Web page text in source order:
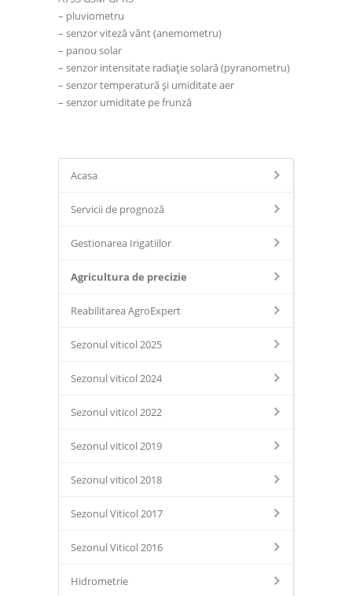
– pluviometru
– senzor viteză vânt (anemometru)
– panou solar
– senzor intensitate radiație solară (pyranometru)
– senzor temperatură și umiditate aer
– senzor umiditate pe frunză
Acasa
Servicii de prognoză
Gestionarea Irigatiilor
Agricultura de precizie
Reabilitarea AgroExpert
Sezonul viticol 2025
Sezonul viticol 2024
Sezonul viticol 2022
Sezonul viticol 2019
Sezonul viticol 2018
Sezonul Viticol 2017
Sezonul Viticol 2016
Hidrometrie